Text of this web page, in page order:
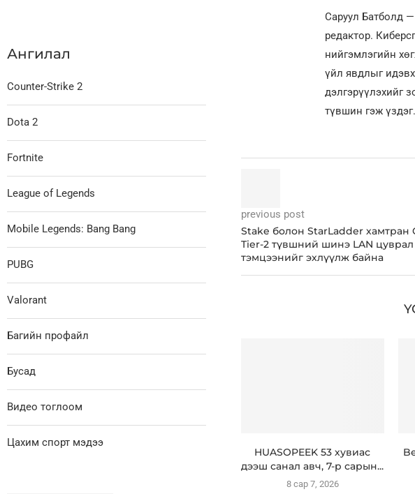
Саруул Батболд
редактор.
нийгэмлэгийн
үйл явдлыг
дэлгэрүүлэхийг
түвшин гэж үздэг.
previous post
Stake болон StarLadder хамтран
Tier-2 түвшний шинэ LAN цуврал
тэмцээнийг эхлүүлж байна
HUASOPEEK 53 хувиас
дээш санал авч, 7-р сарын...
8 сар 7, 2026
Ангилал
Counter-Strike 2
Dota 2
Fortnite
League of Legends
Mobile Legends: Bang Bang
PUBG
Valorant
Багийн профайл
Бусад
Видео тоглоом
Цахим спорт мэдээ